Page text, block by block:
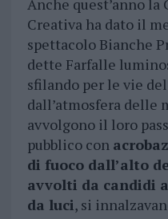
Anche quest’anno la
Creativa ha dato il
spettacolo Bianche
dette Farfalle
sfilando per le vie
dall’atmosfera delle
avvolgono il loro
pubblico con
di fuoco dall’alto
avvolti da candidi
da luci, si